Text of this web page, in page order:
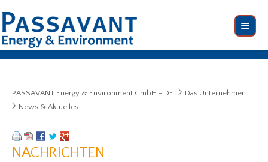
PASSAVANT Energy & Environment GmbH - DE
Das Unternehmen
News & Aktuelles
NACHRICHTEN